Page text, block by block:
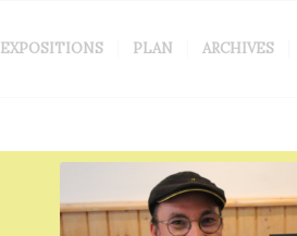
EXPOSITIONS PLAN ARCHIVES